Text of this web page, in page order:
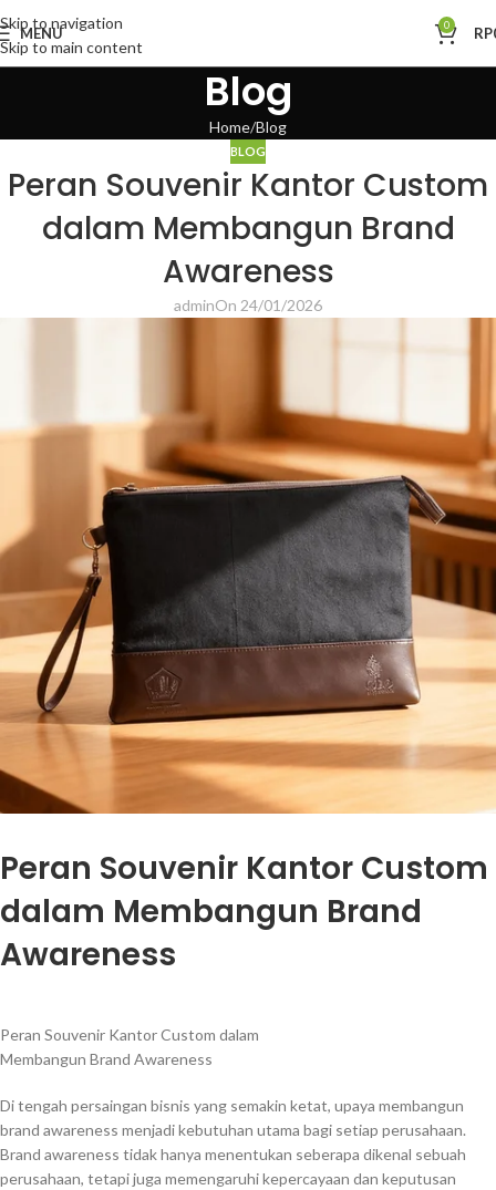
Skip to navigation
Skip to main content
MENU 0 RP
Blog
Home Blog
BLOG
Peran Souvenir Kantor Custom
dalam Membangun Brand
Awareness
adminOn 24/01/2026
Peran Souvenir Kantor Custom
dalam Membangun Brand
Awareness
Peran Souvenir Kantor Custom dalam
Membangun Brand Awareness
Di tengah persaingan bisnis yang semakin ketat, upaya membangun
brand awareness menjadi kebutuhan utama bagi setiap perusahaan.
Brand awareness tidak hanya menentukan seberapa dikenal sebuah
perusahaan, tetapi juga memengaruhi kepercayaan dan keputusan